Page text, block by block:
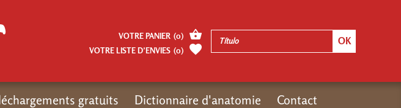
VOTRE PANIER (0)
VOTRE LISTE D’ENVIES (0)
gratuits Dictionnaire d'anatomie Contact